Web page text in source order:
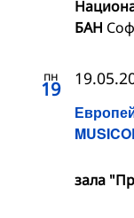
БАН
пн
19
зала